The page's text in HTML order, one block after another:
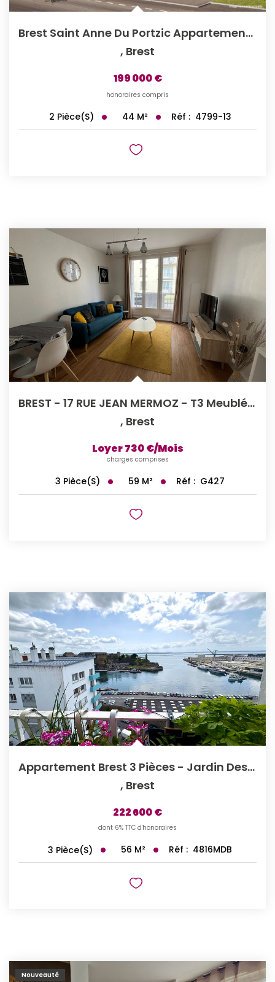
Brest Saint Anne Du Portzic Appartement Type 2 - Vue Rade,...
, Brest
199 000 €
honoraires compris
2 Pièce(s) 44 M² Réf : 4799-13
BREST - 17 RUE JEAN MERMOZ - T3 Meublé Lumineux
, Brest
Loyer 730 €/mois
charges comprises
3 Pièce(s) 59 M² Réf : G427
Appartement Brest 3 Pièces - Jardin Des Explorateurs
, Brest
222 600 €
dont 6% TTC d'honoraires
3 Pièce(s) 56 M² Réf : 4816MDB
Nouveauté